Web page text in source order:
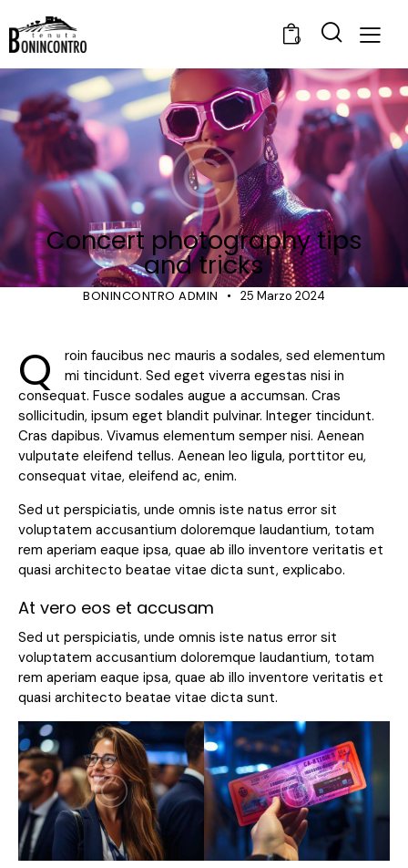
0
SHOWS
Concert photography tips
and tricks
BONINCONTRO ADMIN 25 Marzo 2024
Q
roin faucibus nec mauris a sodales, sed elementum
mi tincidunt. Sed eget viverra egestas nisi in
consequat. Fusce sodales augue a accumsan. Cras
sollicitudin, ipsum eget blandit pulvinar. Integer tincidunt.
Cras dapibus. Vivamus elementum semper nisi. Aenean
vulputate eleifend tellus. Aenean leo ligula, porttitor eu,
consequat vitae, eleifend ac, enim.
Sed ut perspiciatis, unde omnis iste natus error sit
voluptatem accusantium doloremque laudantium, totam
rem aperiam eaque ipsa, quae ab illo inventore veritatis et
quasi architecto beatae vitae dicta sunt, explicabo.
At vero eos et accusam
Sed ut perspiciatis, unde omnis iste natus error sit
voluptatem accusantium doloremque laudantium, totam
rem aperiam eaque ipsa, quae ab illo inventore veritatis et
quasi architecto beatae vitae dicta sunt.